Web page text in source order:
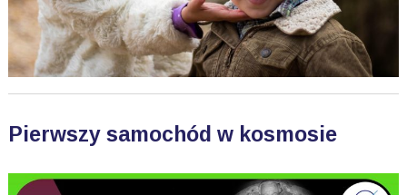
Pierwszy samochód w kosmosie